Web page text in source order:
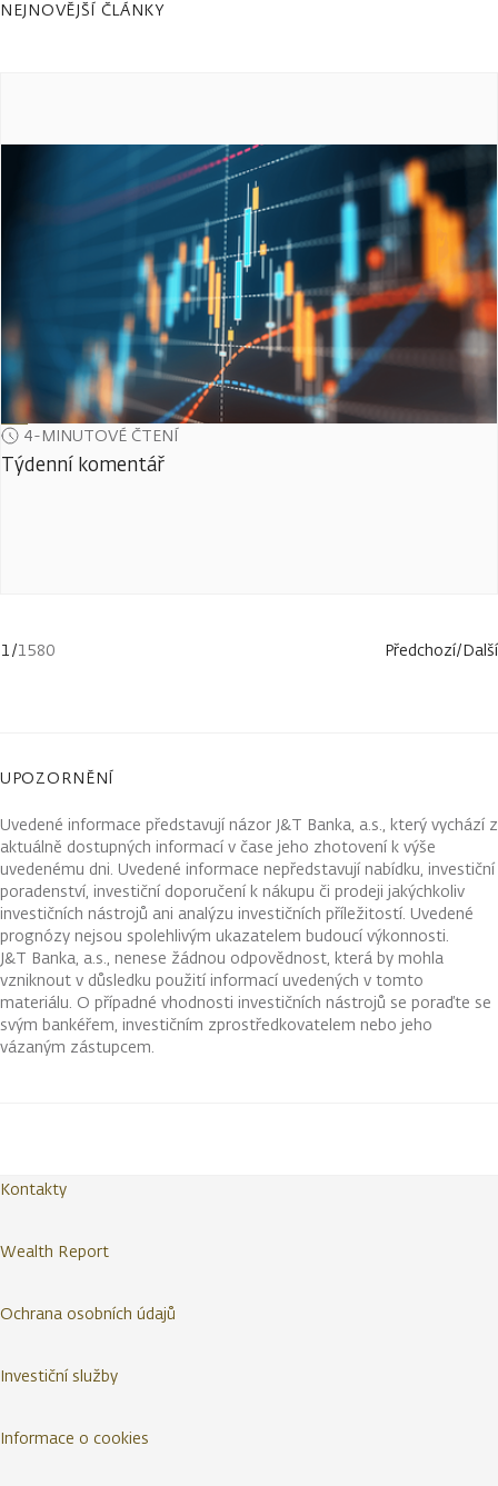
NEJNOVĚJŠÍ ČLÁNKY
4-MINUTOVÉ ČTENÍ
Týdenní komentář
1/1580 Předchozí/Další
UPOZORNĚNÍ
Uvedené informace představují názor J&T Banka, a.s., který vychází z
aktuálně dostupných informací v čase jeho zhotovení k výše
uvedenému dni. Uvedené informace nepředstavují nabídku, investiční
poradenství, investiční doporučení k nákupu či prodeji jakýchkoliv
investičních nástrojů ani analýzu investičních příležitostí. Uvedené
prognózy nejsou spolehlivým ukazatelem budoucí výkonnosti.
J&T Banka, a.s., nenese žádnou odpovědnost, která by mohla
vzniknout v důsledku použití informací uvedených v tomto
materiálu. O případné vhodnosti investičních nástrojů se poraďte se
svým bankéřem, investičním zprostředkovatelem nebo jeho
vázaným zástupcem.
Kontakty
Wealth Report
Ochrana osobních údajů
Investiční služby
Informace o cookies